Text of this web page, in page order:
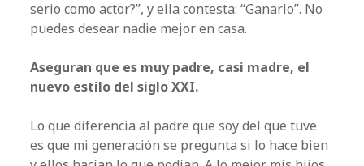
serio como actor?”, y ella contesta: “Ganarlo”. No
puedes desear nadie mejor en casa.
Aseguran que es muy padre, casi madre, el
nuevo estilo del siglo XXI.
Lo que diferencia al padre que soy del que tuve
es que mi generación se pregunta si lo hace bien